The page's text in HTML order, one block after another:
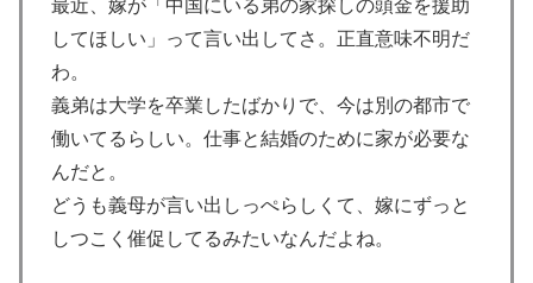
山・大阪城・桜が描かれ物議＝韓国の反応
▶
た結果」
▶ 韓国人「韓国サッカー協会関係者が『不適切接待は慣行
だった』と衝撃発言！日韓ワールドカップ4強にも疑い
の視線が向けられる」
▶
海外「日本人はなんて気高いんだ！」 英高級紙も驚愕
最近、嫁が「中国にいる弟の家探しの頭金を援助
してほしい」って言い出してさ。正直意味不明だ
わ。
義弟は大学を卒業したばかりで、今は別の都市で
働いてるらしい。仕事と結婚のために家が必要な
んだと。
どうも義母が言い出しっぺらしくて、嫁にずっと
しつこく催促してるみたいなんだよね。